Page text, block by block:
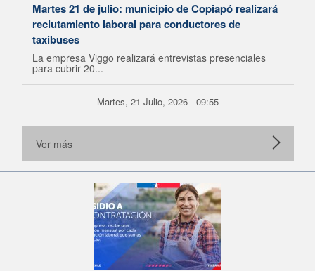
Martes 21 de julio: municipio de Copiapó realizará
reclutamiento laboral para conductores de
taxibuses
La empresa Viggo realizará entrevistas presenciales
para cubrir 20...
Martes, 21 Julio, 2026 - 09:55
Ver más